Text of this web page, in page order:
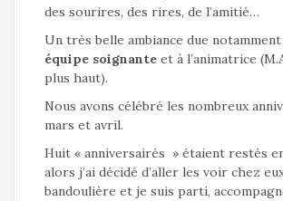
des sourires, des rires, de l’amitié…
Un très belle ambiance due notamment
équipe soignante et à l’animatrice
plus haut).
Nous avons célébré les nombreux
mars et avril.
Huit « anniversairés » étaient restés
alors j’ai décidé d’aller les voir chez
bandoulière et je suis parti,